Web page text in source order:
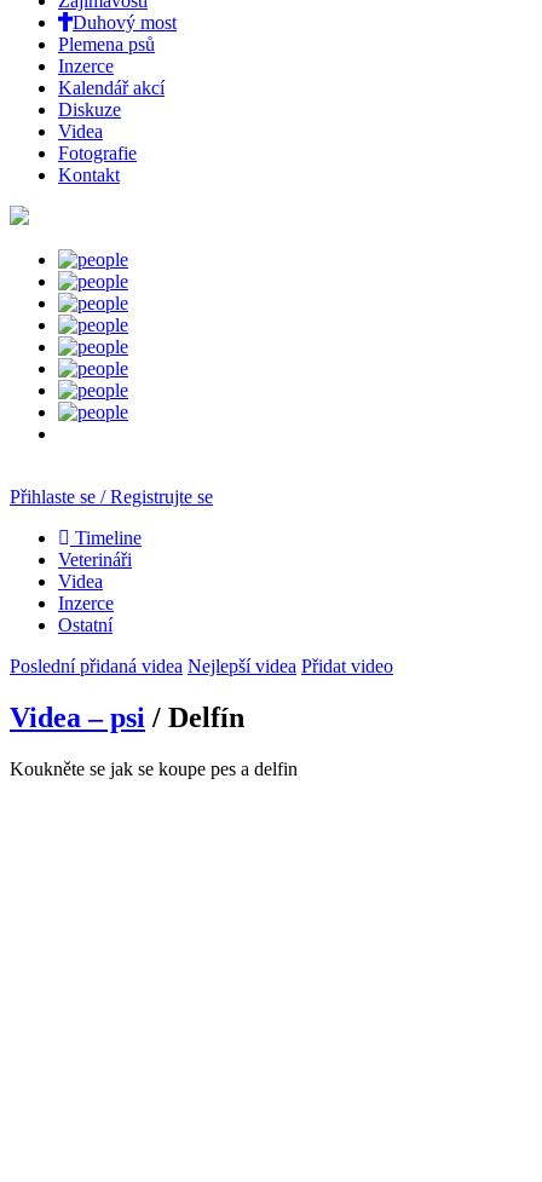
Duhový most
Plemena psů
Inzerce
Kalendář akcí
Diskuze
Videa
Fotografie
Kontakt
Přihlaste se / Registrujte se
Timeline
Veterináři
Videa
Inzerce
Ostatní
Poslední přidaná videa Nejlepší videa Přidat video
Videa – psi / Delfín
Koukněte se jak se koupe pes a delfin